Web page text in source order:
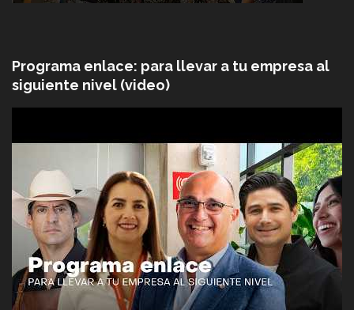
Programa enlace: para llevar a tu empresa al
siguiente nivel (video)